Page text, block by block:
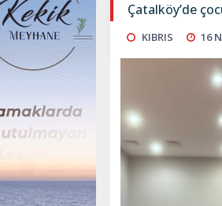
Çatalköy’de
KIBRIS 16